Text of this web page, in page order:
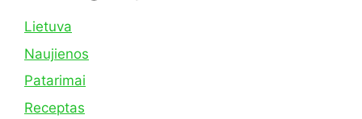
Lietuva
Naujienos
Patarimai
Receptas